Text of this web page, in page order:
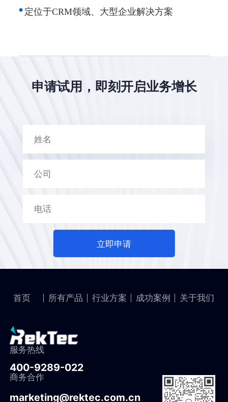
定位于CRM领域、大型企业解决方案
申请试用，即刻开启业务增长
立即申请
首页 所有产品 行业方案 成功案例 关于我们
服务热线
400-9289-022
商务合作
marketing@rektec.com.cn